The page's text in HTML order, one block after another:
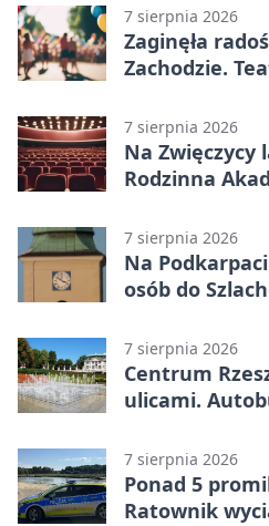
7 sierpnia 2026
Zaginęła
Zachodzie.
7 sierpnia 2026
Na Zwięczycy
Rodzinna
7 sierpnia 2026
Na
osób do
7 sierpnia 2026
Centrum
ulicami.
7 sierpnia 2026
Ponad 5
Ratownik